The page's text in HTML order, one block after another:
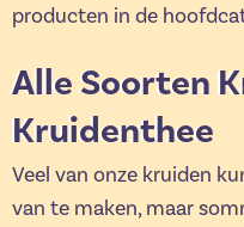
producten in de
Alle Soorten
Kruidenthee
Veel van onze kruiden
van te maken, maar